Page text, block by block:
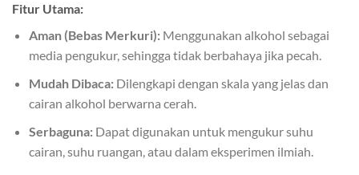
Fitur Utama:
Aman (Bebas Merkuri):Menggunakan alkohol sebagai
media pengukur, sehingga tidak berbahaya jika pecah.
Mudah Dibaca:Dilengkapi dengan skala yang jelas dan
cairan alkohol berwarna cerah.
Serbaguna:Dapat digunakan untuk mengukur suhu
cairan, suhu ruangan, atau dalam eksperimen ilmiah.